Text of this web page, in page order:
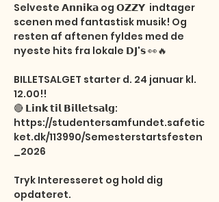
Selveste 𝗔𝗻𝗻𝗶𝗸𝗮 og 𝗢𝗭𝗭𝗬  indtager
scenen med fantastisk musik! Og
resten af aftenen fyldes med de
nyeste hits fra lokale 𝗗𝗝'𝘀 👀🔥
BILLETSALGET starter d. 24 januar kl.
12.00!!
🔴 𝗟𝗶𝗻𝗸 𝘁𝗶𝗹 𝗕𝗶𝗹𝗹𝗲𝘁𝘀𝗮𝗹𝗴:
https://studentersamfundet.safetic
ket.dk/113990/Semesterstartsfesten
_2026
Tryk Interesseret og hold dig
opdateret.